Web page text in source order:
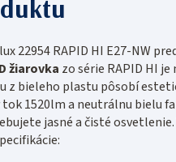
22954 RAPID HI E27-NW
žiarovka zo série RAPID HI
z bieleho plastu pôsobí
1520lm a neutrálnu bielu
jasné a čisté